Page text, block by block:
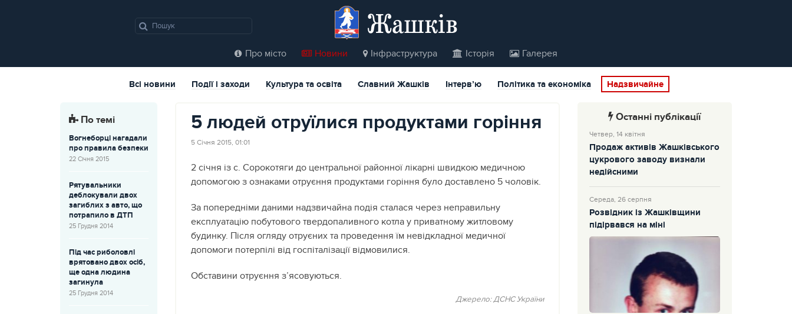
Жашків
Про місто Новини Інфраструктура Історія Галерея
Всі новини Події і заходи Культура та освіта Славний Жашків Інтерв’ю Політика та економіка Надзвичайне
По темі
Вогнеборці нагадали
про правила безпеки
22 Січня 2015
Рятувальники
деблокували двох
загиблих з авто, що
потрапило в ДТП
25 Грудня 2014
Під час риболовлі
врятовано двох осіб,
ще одна людина
загинула
25 Грудня 2014
5 людей отруїлися продуктами горіння
5 Січня 2015, 01:01
2 січня із с. Сорокотяги до центральної районної лікарні швидкою медичною
допомогою з ознаками отруєння продуктами горіння було доставлено 5 чоловік.
За попередніми даними надзвичайна подія сталася через неправильну
експлуатацію побутового твердопаливного котла у приватному житловому
будинку. Після огляду отруєних та проведення їм невідкладної медичної
допомоги потерпілі від госпіталізації відмовилися.
Обставини отруєння з’ясовуються.
Джерело: ДСНС України
Останні публікації
Четвер, 14 квітня
Продаж активів Жашківського
цукрового заводу визнали
недійсними
Середа, 26 серпня
Розвідник із Жашківщини
підірвався на міні